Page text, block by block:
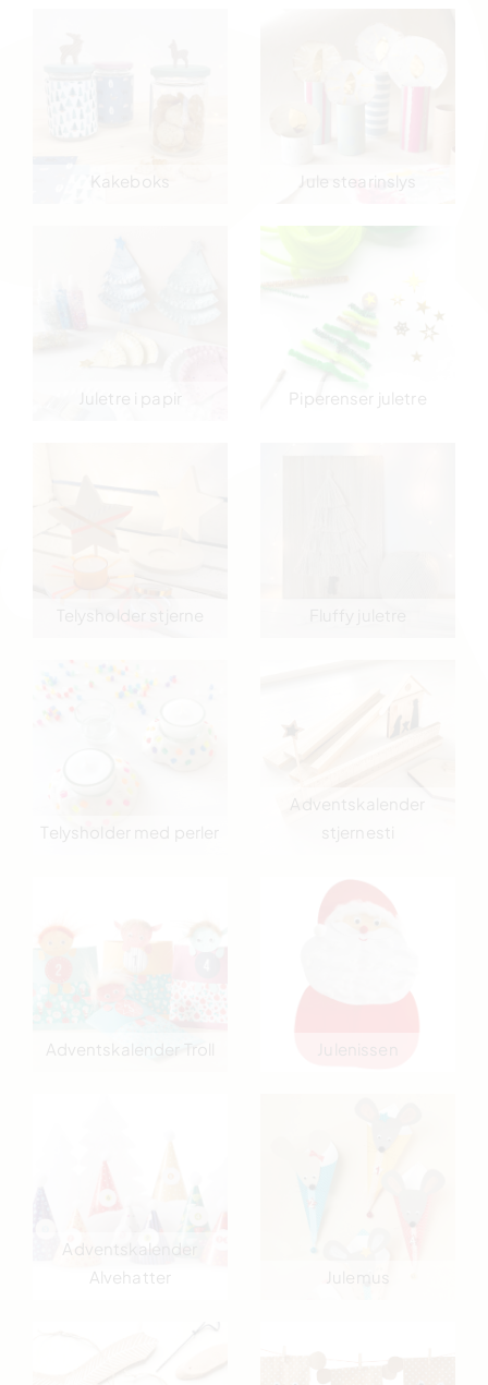
Kakeboks Jule stearinslys
Juletre i papir Piperenser juletre
Telysholder stjerne
Telysholder med perler
Adventskalender
Adventskalender Troll
Adventskalender
Alvehatter
Julemus